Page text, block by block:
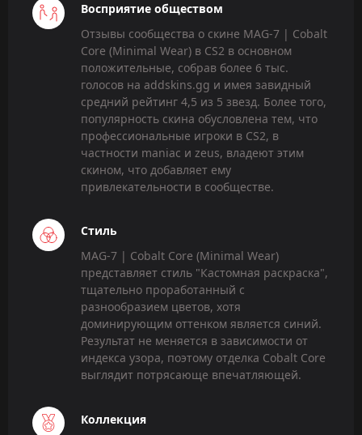
Восприятие обществом
Отзывы сообщества о скине MAG-7 | Cobalt
Core (Minimal Wear) в CS2 в основном
положительные, собрав более 6 тыс.
голосов на addskins.gg и имея завидный
средний рейтинг 4,5 из 5 звезд. Более того,
популярность скина обусловлена тем, что
профессиональные игроки в CS2, в
частности maniac и zeus, владеют этим
скином, что добавляет ему
привлекательности в сообществе.
Стиль
MAG-7 | Cobalt Core (Minimal Wear)
представляет стиль "Кастомная раскраска",
тщательно проработанный с
разнообразием цветов, хотя
доминирующим оттенком является синий.
Результат не меняется в зависимости от
индекса узора, поэтому отделка Cobalt Core
выглядит потрясающе впечатляющей.
Коллекция